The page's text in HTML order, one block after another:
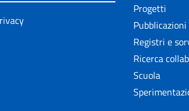
Progetti
Pubblicazioni
Registri e
Ricerca
Scuola